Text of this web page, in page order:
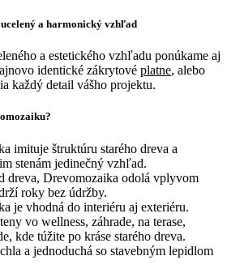
a harmonický vzhľad
a estetického vzhľadu ponúkame aj
identické zákrytové platne, alebo
každý detail vášho projektu.
imituje štruktúru starého dreva a
stenám jedinečný vzhľad.
dreva, Drevomozaika odolá vplyvom
roky bez údržby.
je vhodná do interiéru aj exteriéru.
vo wellness, záhrade, na terase,
kde túžite po kráse starého dreva.
a jednoduchá so stavebným lepidlom